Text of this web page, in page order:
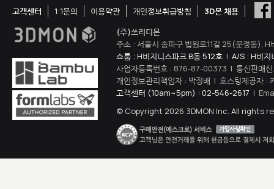
고객센터 1:1문의 이용약관 개인정보취급방침
3D몬 채용
(주)쓰리디몬
주소 : 서울시 송파구 법원로11길 25(문정동),
쇼룸 : H비지니스파크 B동 512호 | A/S : H비지
사업자등록번호 : 876-87-00373 | 통신판매
개인정보관리책임자 : 박정배 | 호스팅제공자 :
고객센터 (10am~5pm) : 02-546-2617 |
© Copyright 2026 3DMON Inc. All rights